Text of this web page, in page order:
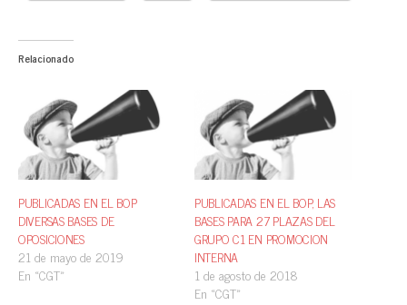
Relacionado
PUBLICADAS EN EL BOP
DIVERSAS BASES DE
OPOSICIONES
21 de mayo de 2019
En «CGT»
PUBLICADAS EN EL BOP, LAS
BASES PARA 27 PLAZAS DEL
GRUPO C1 EN PROMOCION
INTERNA
1 de agosto de 2018
En «CGT»